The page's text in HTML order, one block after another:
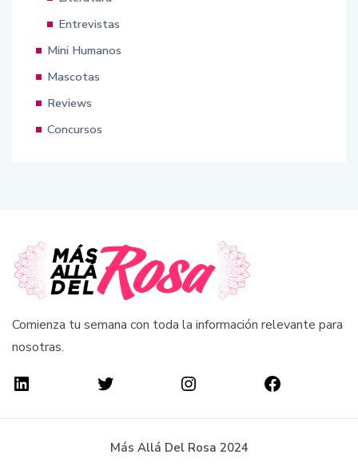
Entrevistas
Mini Humanos
Mascotas
Reviews
Concursos
Comienza tu semana con toda la información relevante para
nosotras.
Más Allá Del Rosa 2024